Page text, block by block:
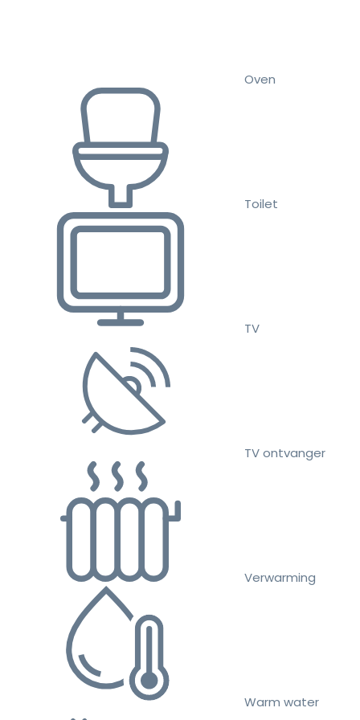
Oven
Toilet
TV
TV ontvanger
Verwarming
Warm water